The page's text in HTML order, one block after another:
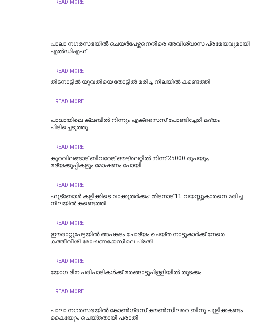
READ MORE
പാലാ നഗരസഭയിൽ ചെയർപേഴ്സനെതിരെ അവിശ്വാസ പ്രമേയവുമായി
എൽഡിഎഫ്
READ MORE
തിടനാട്ടിൽ യുവതിയെ തോട്ടിൽ മരിച്ച നിലയിൽ കണ്ടെത്തി
READ MORE
പാലായിലെ ക്ലബിൽ നിന്നും എക്സൈസ് പോണ്ടിച്ചേരി മദ്യം
പിടിച്ചെടുത്തു
READ MORE
കുറവിലങ്ങാട് ബിവറേജ് ഔട്ട്ലെറ്റിൽ നിന്ന് 25000 രൂപയും,
മദ്യക്കുപ്പികളും മോഷണം പോയി
READ MORE
ഫുട്‌ബോള്‍ കളിക്കിടെ വാക്കുതര്‍ക്കം; തിടനാട് 11 വയസ്സുകാരനെ മരിച്ച
നിലയില്‍ കണ്ടെത്തി
READ MORE
ഈരാറ്റുപേട്ടയില്‍ അപകടം ചോദ്യം ചെയ്ത നാട്ടുകാര്‍ക്ക് നേരെ
കത്തീവീശി മോഷണക്കേസിലെ പ്രതി
READ MORE
യോഗ ദിന പരിപാടികള്‍ക്ക് മരങ്ങാട്ടുപിള്ളിയില്‍ തുടക്കം
READ MORE
പാലാ നഗരസഭയില്‍ കോൺഗ്രസ് കൗൺസിലറെ ബിനു പുളിക്കകണ്ടം
കൈയേറ്റം ചെയ്തതായി പരാതി